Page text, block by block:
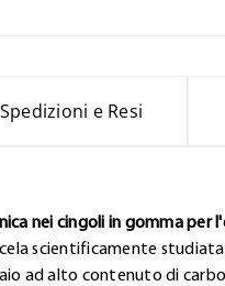
Spedizioni e Resi
nei cingoli in gomma per
scientificamente
ad alto contenuto di